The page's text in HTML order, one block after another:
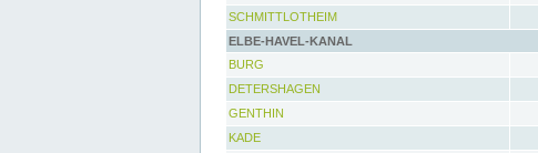
SCHMITTLOTHEIM
ELBE-HAVEL-KANAL
BURG
DETERSHAGEN
GENTHIN
KADE